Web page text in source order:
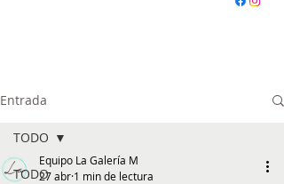
Entrada
TODO
TODO
Equipo La Galería M
27 abr 1 min de lectura